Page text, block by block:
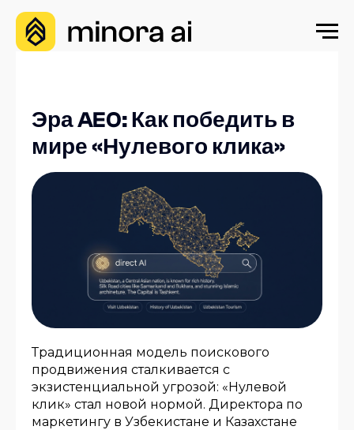
Эра AEO: Как победить в
мире «Нулевого клика»
Традиционная модель поискового
продвижения сталкивается с
экзистенциальной угрозой: «Нулевой
клик» стал новой нормой. Директора по
маркетингу в Узбекистане и Казахстане